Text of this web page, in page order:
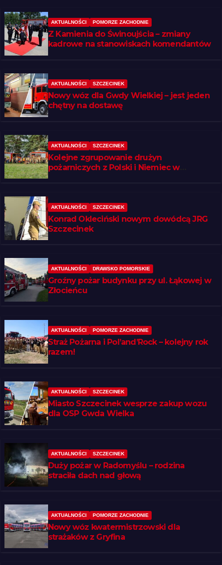
AKTUALNOŚCI POMORZE ZACHODNIE
Z Kamienia do Świnoujścia – zmiany
kadrowe na stanowiskach komendantów
AKTUALNOŚCI SZCZECINEK
Nowy wóz dla Gwdy Wielkiej – jest jeden
chętny na dostawę
AKTUALNOŚCI SZCZECINEK
Kolejne zgrupowanie drużyn
pożarniczych z Polski i Niemiec w
AKTUALNOŚCI SZCZECINEK
Konrad Okleciński nowym dowódcą JRG
Szczecinek
AKTUALNOŚCI DRAWSKO POMORSKIE
Groźny pożar budynku przy ul. Łąkowej w
Złocieńcu
AKTUALNOŚCI POMORZE ZACHODNIE
Straż Pożarna i Pol’and’Rock – kolejny rok
razem!
AKTUALNOŚCI SZCZECINEK
Miasto Szczecinek wesprze zakup wozu
dla OSP Gwda Wielka
AKTUALNOŚCI SZCZECINEK
Duży pożar w Radomyślu – rodzina
straciła dach nad głową
AKTUALNOŚCI POMORZE ZACHODNIE
Nowy wóz kwatermistrzowski dla
strażaków z Gryfina